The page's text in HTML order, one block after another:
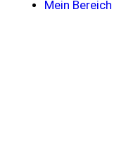
Mein Bereich